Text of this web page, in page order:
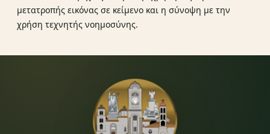
μετατροπής εικόνας σε κείμενο και η σύνοψη με την
χρήση τεχνητής νοημοσύνης.